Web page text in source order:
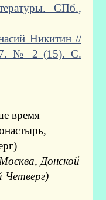
СПб.,
Никитин //
№ 2 (15). С.
Донской
Четверг)